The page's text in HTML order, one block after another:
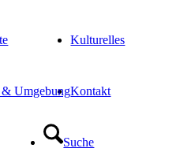
Umgebung
Kulturelles
Kontakt
Suche